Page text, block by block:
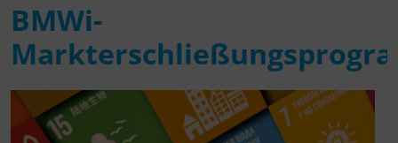
BMWi-